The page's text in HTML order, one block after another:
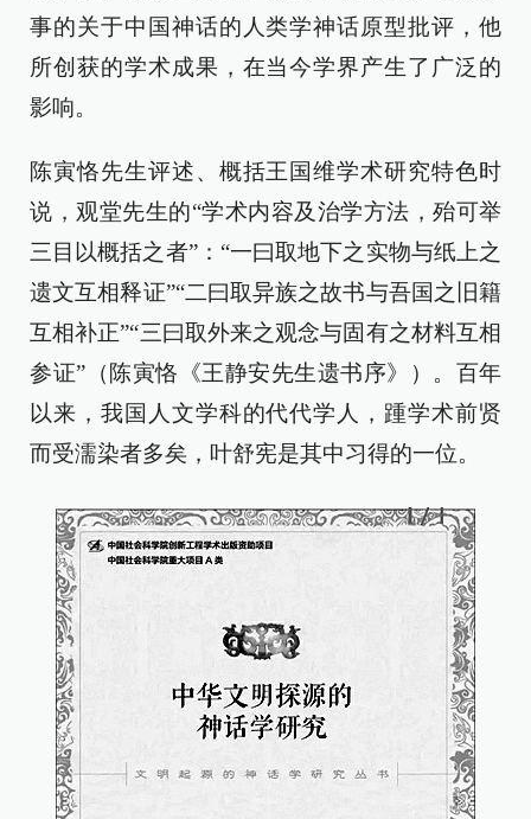
事的关于中国神话的人类学神话原型批评，他
所创获的学术成果，在当今学界产生了广泛的
影响。
陈寅恪先生评述、概括王国维学术研究特色时
说，观堂先生的“学术内容及治学方法，殆可举
三目以概括之者”：“一曰取地下之实物与纸上之
遗文互相释证”“二曰取异族之故书与吾国之旧籍
互相补正”“三曰取外来之观念与固有之材料互相
参证”（陈寅恪《王静安先生遗书序》）。百年
以来，我国人文学科的代代学人，踵学术前贤
而受濡染者多矣，叶舒宪是其中习得的一位。